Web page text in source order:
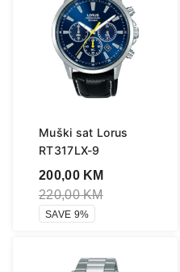
Muški sat Lorus
RT317LX-9
200,00 KM
220,00KM
SAVE 9%